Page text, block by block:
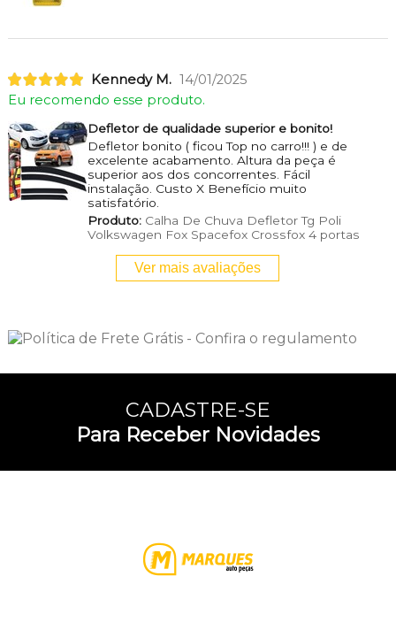
Kennedy M. 14/01/2025
Eu recomendo esse produto.
Defletor de qualidade superior e bonito!
Defletor bonito ( ficou Top no carro!!! ) e de
excelente acabamento. Altura da peça é
superior aos dos concorrentes. Fácil
instalação. Custo X Benefício muito
satisfatório.
Produto:Calha De Chuva Defletor Tg Poli
Volkswagen Fox Spacefox Crossfox 4 portas
Ver mais avaliações
CADASTRE-SE
Para Receber Novidades